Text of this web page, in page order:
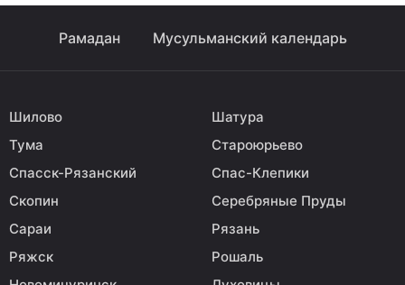
Рамадан Мусульманский календарь
Шилово
Шатура
Тума
Староюрьево
Спасск-Рязанский
Спас-Клепики
Скопин
Серебряные Пруды
Сараи
Рязань
Ряжск
Рошаль